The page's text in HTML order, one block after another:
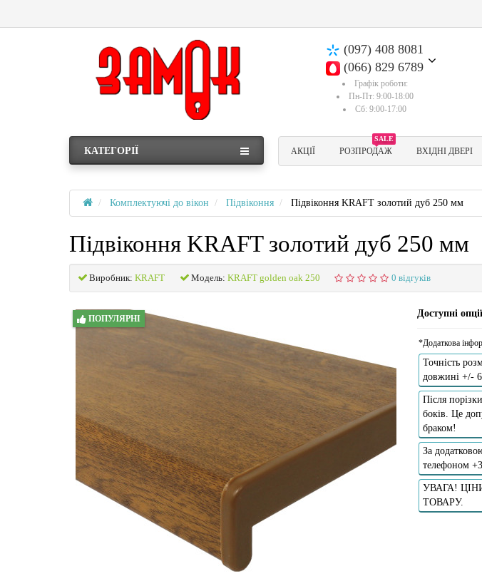
(097) 408 8081
(066) 829 6789
Графік роботи:
Пн-Пт: 9:00-18:00
Сб: 9:00-17:00
КАТЕГОРІЇ АКЦІЇ
SALE
РОЗПРОДАЖ ВХІДНІ ДВЕРІ
Комплектуючі до вікон Підвіконня Підвіконня KRAFT золотий дуб 250 мм
Підвіконня KRAFT золотий дуб 250 мм
Виробник: KRAFT Модель: KRAFT golden oak 250 0 відгуків
ПОПУЛЯРНІ Доступні опції
*Додаткова
Точність
довжині +/-
Після
боків. Це
браком!
За
телефоном
УВАГА!
ТОВАРУ.